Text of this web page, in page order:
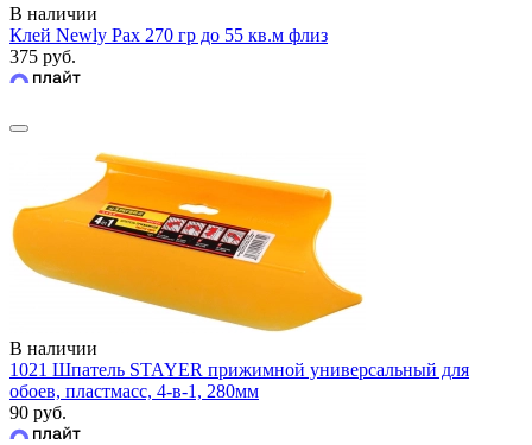
В наличии
Клей Newly Pax 270 гр до 55 кв.м флиз
375 руб.
В наличии
1021 Шпатель STAYER прижимной универсальный для
обоев, пластмасс, 4-в-1, 280мм
90 руб.